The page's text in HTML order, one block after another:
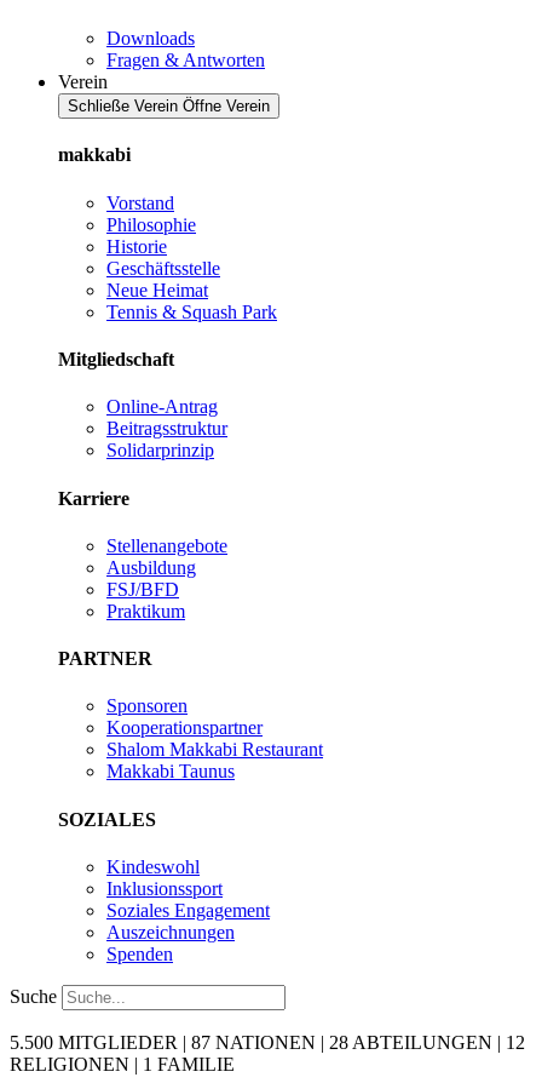
Downloads
Fragen & Antworten
Verein
Schließe Verein Öffne Verein
makkabi
Vorstand
Philosophie
Historie
Geschäftsstelle
Neue Heimat
Tennis & Squash Park
Mitgliedschaft
Online-Antrag
Beitragsstruktur
Solidarprinzip
Karriere
Stellenangebote
Ausbildung
FSJ/BFD
Praktikum
PARTNER
Sponsoren
Kooperationspartner
Shalom Makkabi Restaurant
Makkabi Taunus
SOZIALES
Kindeswohl
Inklusionssport
Soziales Engagement
Auszeichnungen
Spenden
Suche
5.500 MITGLIEDER | 87 NATIONEN | 28 ABTEILUNGEN | 12
RELIGIONEN | 1 FAMILIE